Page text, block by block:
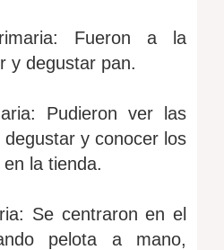
Fueron a la
y degustar pan.
Pudieron ver las
y conocer los
la tienda.
Se centraron en el
pelota a mano,